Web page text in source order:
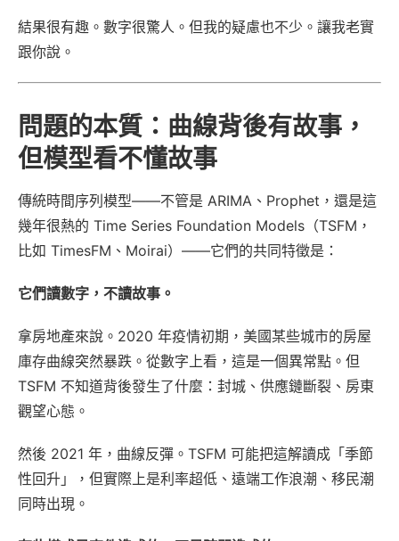
結果很有趣。數字很驚人。但我的疑慮也不少。讓我老實
跟你說。
問題的本質：曲線背後有故事，
但模型看不懂故事
傳統時間序列模型——不管是 ARIMA、Prophet，還是這
幾年很熱的 Time Series Foundation Models（TSFM，
比如 TimesFM、Moirai）——它們的共同特徵是：
它們讀數字，不讀故事。
拿房地產來說。2020 年疫情初期，美國某些城市的房屋
庫存曲線突然暴跌。從數字上看，這是一個異常點。但
TSFM 不知道背後發生了什麼：封城、供應鏈斷裂、房東
觀望心態。
然後 2021 年，曲線反彈。TSFM 可能把這解讀成「季節
性回升」，但實際上是利率超低、遠端工作浪潮、移民潮
同時出現。